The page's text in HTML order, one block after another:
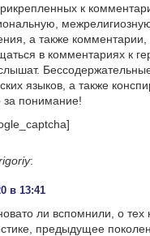
к
а также
в комментариях к
языков, а также
за понимание!
:
в 13:41
ли вспомнили, о тех
предыдущее